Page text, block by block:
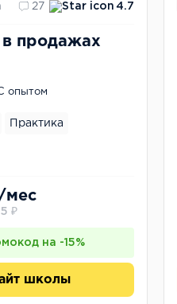
27 4.7
продажах
опытом
Практика
мес
₽
на -15%
школы